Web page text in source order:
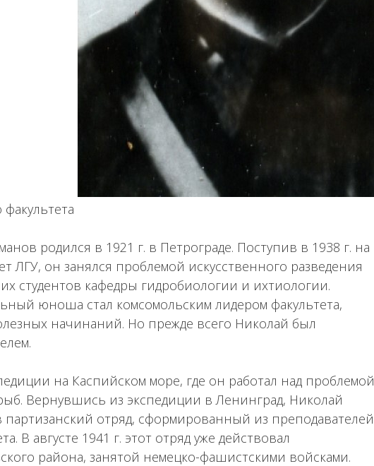
родился в 1921 г. в Петрограде. Поступив в 1938 г. на
ЛГУ, он занялся проблемой искусственного разведения
студентов кафедры гидробиологии и ихтиологии.
юноша стал комсомольским лидером факультета,
начинаний. Но прежде всего Николай был
на Каспийском море, где он работал над проблемой
Вернувшись из экспедиции в Ленинград, Николай
партизанский отряд, сформированный из преподавателей
В августе 1941 г. этот отряд уже действовал
района, занятой немецко-фашистскими войсками.